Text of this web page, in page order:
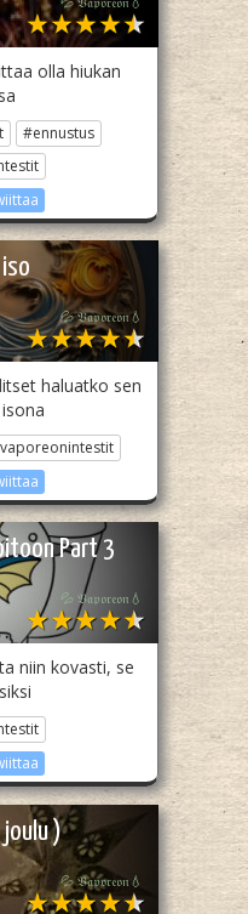
olla hiukan
#ennustus
💦 𝔙𝔞𝔭𝔬𝔯𝔢𝔬𝔫💧
haluatko sen
Part 3
💦 𝔙𝔞𝔭𝔬𝔯𝔢𝔬𝔫💧
niin kovasti, se
)
💦 𝔙𝔞𝔭𝔬𝔯𝔢𝔬𝔫💧